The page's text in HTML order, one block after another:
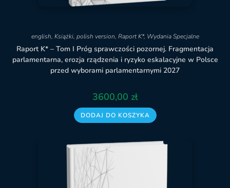
english, Książki, polish version, Raport K*, Wydania Specjalne
Raport K* – Tom I Próg sprawczości pozornej. Fragmentacja
parlamentarna, erozja rządzenia i ryzyko eskalacyjne w Polsce
przed wyborami parlamentarnymi 2027
3600,00 zł
DODAJ DO KOSZYKA